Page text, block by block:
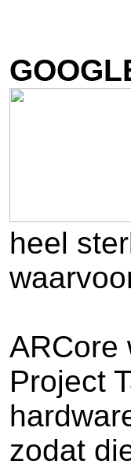
heel
ARCore
Project
zodat